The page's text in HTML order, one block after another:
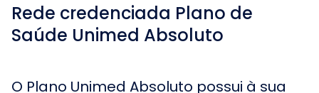
Rede credenciada Plano de
Saúde Unimed Absoluto
O Plano Unimed Absoluto possui à sua